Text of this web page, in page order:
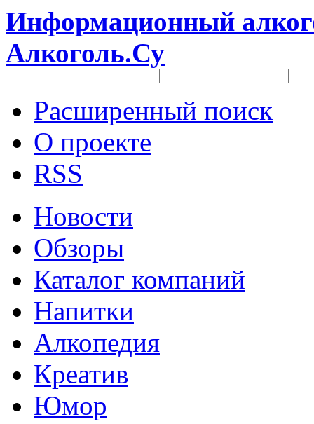
Информационный
Алкоголь.Су
Расширенный поиск
О проекте
RSS
Новости
Обзоры
Каталог компаний
Напитки
Алкопедия
Креатив
Юмор